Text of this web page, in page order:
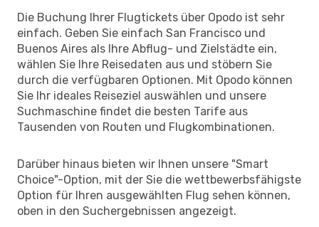
Die Buchung Ihrer Flugtickets über Opodo ist sehr
einfach. Geben Sie einfach San Francisco und
Buenos Aires als Ihre Abflug- und Zielstädte ein,
wählen Sie Ihre Reisedaten aus und stöbern Sie
durch die verfügbaren Optionen. Mit Opodo können
Sie Ihr ideales Reiseziel auswählen und unsere
Suchmaschine findet die besten Tarife aus
Tausenden von Routen und Flugkombinationen.
Darüber hinaus bieten wir Ihnen unsere "Smart
Choice"-Option, mit der Sie die wettbewerbsfähigste
Option für Ihren ausgewählten Flug sehen können,
oben in den Suchergebnissen angezeigt.